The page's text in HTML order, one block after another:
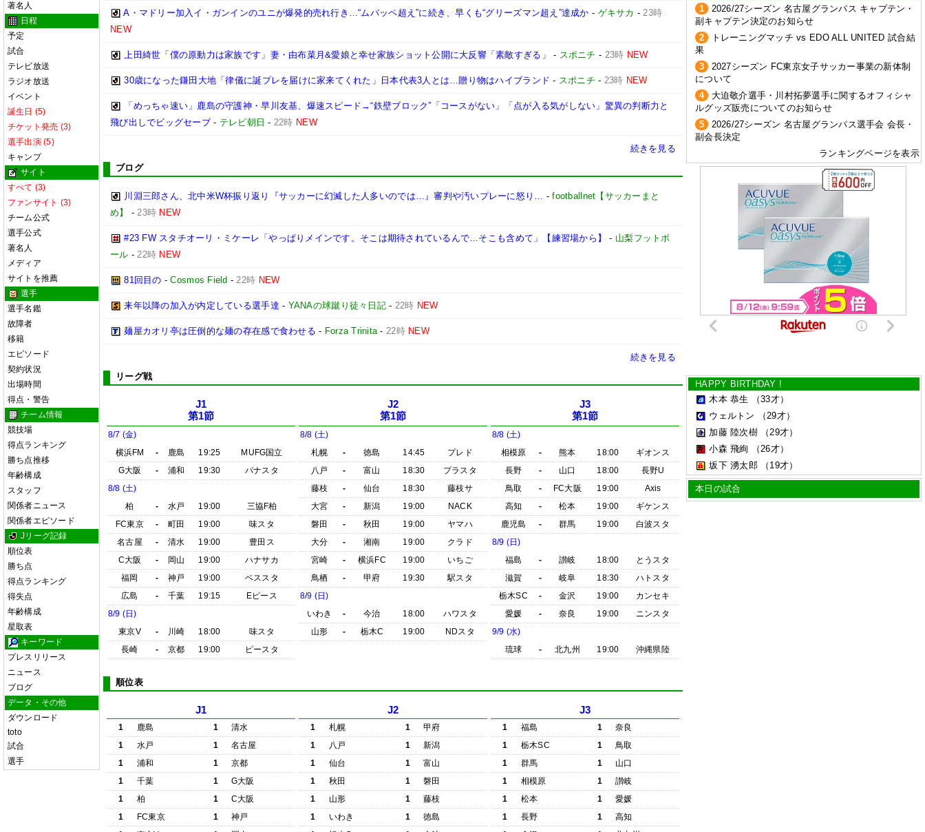
著名人
日程
予定
試合
テレビ放送
ラジオ放送
イベント
誕生日 (5)
チケット発売 (3)
選手出演 (5)
キャンプ
サイト
すべて (3)
ファンサイト (3)
チーム公式
選手公式
著名人
メディア
サイトを推薦
選手
選手名鑑
故障者
移籍
エピソード
契約状況
出場時間
得点・警告
チーム情報
競技場
得点ランキング
勝ち点推移
年齢構成
スタッフ
関係者ニュース
関係者エピソード
Jリーグ記録
順位表
勝ち点
得点ランキング
得失点
年齢構成
星取表
キーワード
プレスリリース
ニュース
ブログ
データ・その他
ダウンロード
toto
試合
選手
A・マドリー加入イ・ガンインのユニが爆発的売れ行き…“ムバッペ超え”に続き、早くも“グリーズマン超え”達成か - ゲキサカ -23時
NEW
上田綺世「僕の原動力は家族です」妻・由布菜月&愛娘と幸せ家族ショット公開に大反響「素敵すぎる」 - スポニチ - 23時 NEW
30歳になった鎌田大地「律儀に誕プレを届けに家来てくれた」日本代表3人とは…贈り物はハイブランド - スポニチ - 23時 NEW
「めっちゃ速い」鹿島の守護神・早川友基、爆速スピード→“鉄壁ブロック”「コースがない」「点が入る気がしない」驚異の判断力と
飛び出しでビッグセーブ- テレビ朝日 - 22時 NEW
続きを見る
ブログ
川淵三郎さん、北中米W杯振り返り『サッカーに幻滅した人多いのでは…』審判や汚いプレーに怒り… -footballnet【サッカーまと
め】
-23時 NEW
#23 FW スタチオーリ・ミケーレ「やっぱりメインです。そこは期待されているんで…そこも含めて」【練習場から】 - 山梨フットボ
ール -22時 NEW
81回目の -Cosmos Field -22時 NEW
来年以降の加入が内定している選手達 - YANAの球蹴り徒々日記- 22時 NEW
麺屋カオリ亭は圧倒的な麺の存在感で食わせる - Forza Trinita- 22時 NEW
続きを見る
リーグ戦
J1
第1節
8/7 (金)
横浜FM
- 鹿島 19:25
MUFG国立
G大阪
- 浦和 19:30
パナスタ
8/8 (土)
柏
- 水戸 19:00
三協F柏
FC東京
- 町田 19:00
味スタ
名古屋
- 清水 19:00
豊田ス
C大阪
- 岡山 19:00
ハナサカ
福岡
- 神戸 19:00
ベススタ
広島
- 千葉 19:15
Eピース
8/9 (日)
東京V
- 川崎 18:00
味スタ
長崎
- 京都 19:00 ピースタ
J2
第1節
8/8 (土)
札幌
- 徳島 14:45
プレド
八戸
- 富山 18:30
プラスタ
藤枝
- 仙台 18:30
藤枝サ
大宮
- 新潟 19:00
NACK
磐田
- 秋田 19:00
ヤマハ
大分
- 湘南 19:00
クラド
宮崎
- 横浜FC 19:00
いちご
鳥栖
- 甲府 19:30
駅スタ
8/9 (日)
いわき
- 今治 18:00
ハワスタ
山形
- 栃木C 19:00 NDスタ
J3
第1節
8/8 (土)
相模原
- 熊本 18:00
ギオンス
長野
- 山口 18:00
長野U
鳥取
- FC大阪 19:00
Axis
高知
- 松本 19:00
ギケンス
鹿児島
- 群馬 19:00
白波スタ
8/9 (日)
福島
- 讃岐 18:00
とうスタ
滋賀
- 岐阜 18:30
ハトスタ
栃木SC
- 金沢 19:00
カンセキ
愛媛
- 奈良 19:00
ニンスタ
9/9 (水)
琉球
- 北九州 19:00 沖縄県陸
順位表
J1
1 鹿島 1
清水
1
水戸 1
名古屋
1
浦和 1
京都
1
千葉 1
G大阪
1
柏 1
C大阪
1
FC東京 1
神戸
J2
1 札幌 1
甲府
1
八戸 1
新潟
1
仙台 1
富山
1
秋田 1
磐田
1
山形 1
藤枝
1
いわき 1
徳島
J3
1 福島 1
奈良
1
栃木SC 1
鳥取
1
群馬 1
山口
1
相模原 1
讃岐
1
松本 1
愛媛
1
長野 1
高知
1
2026/27シーズン 名古屋グランパス キャプテン・
副キャプテン決定のお知らせ
2
トレーニングマッチ vs EDO ALL UNITED 試合結
果
3
2027シーズン FC東京女子サッカー事業の新体制
について
4
大迫敬介選手・川村拓夢選手に関するオフィシャ
ルグッズ販売についてのお知らせ
5
2026/27シーズン 名古屋グランパス選手会 会長・
副会長決定
ランキングページを表示
HAPPY BIRTHDAY !
木本 恭生
（33才）
ウェルトン
（29才）
加藤 陸次樹
（29才）
小森 飛絢
（26才）
坂下 湧太郎
（19才）
本日の試合